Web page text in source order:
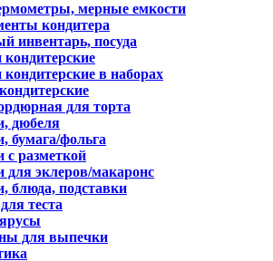
мерные емкости
кондитера
инвентарь, посуда
кондитерские
в наборах
для торта
дюбеля
бумага/фольга
с разметкой
для эклеров/макаронс
блюда, подставки
теста
для выпечки